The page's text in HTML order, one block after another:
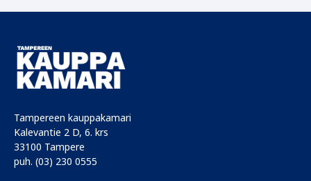
niin
välttämätöntä
Tampereen kauppakamari
Kalevantie 2 D, 6. krs
33100 Tampere
puh. (03) 230 0555